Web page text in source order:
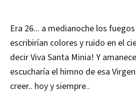
Era 26... a medianoche los
escribirían colores y ruido en el
decir Viva Santa Minia! Y
escucharía el himno de esa
creer.. hoy y siempre..